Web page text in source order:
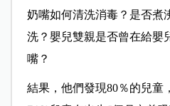
奶嘴如何清洗消毒？是否煮
洗？嬰兒雙親是否曾在給嬰
嘴？
結果，他們發現80％的兒童